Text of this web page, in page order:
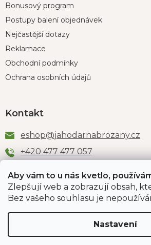
Aby vám to u nás kvetlo,
Zlepšují web a zobrazují obsah,
Bez vašeho souhlasu je
Nastavení
Bonusový program
Postupy balení objednávek
Nejčastější dotazy
Reklamace
Obchodní podmínky
Ochrana osobních údajů
Kontakt
eshop@jahodarnabrozany.cz
+420 477 477 057
Odběr newsletteru